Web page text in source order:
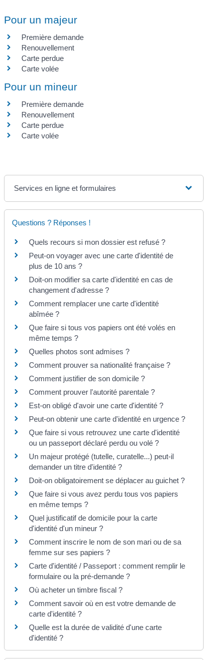
Pour un majeur
Première demande
Renouvellement
Carte perdue
Carte volée
Pour un mineur
Première demande
Renouvellement
Carte perdue
Carte volée
Services en ligne et formulaires
Questions ? Réponses !
Quels recours si mon dossier est refusé ?
Peut-on voyager avec une carte d'identité de
plus de 10 ans ?
Doit-on modifier sa carte d'identité en cas de
changement d'adresse ?
Comment remplacer une carte d'identité
abîmée ?
Que faire si tous vos papiers ont été volés en
même temps ?
Quelles photos sont admises ?
Comment prouver sa nationalité française ?
Comment justifier de son domicile ?
Comment prouver l'autorité parentale ?
Est-on obligé d'avoir une carte d'identité ?
Peut-on obtenir une carte d'identité en urgence ?
Que faire si vous retrouvez une carte d'identité
ou un passeport déclaré perdu ou volé ?
Un majeur protégé (tutelle, curatelle...) peut-il
demander un titre d'identité ?
Doit-on obligatoirement se déplacer au guichet ?
Que faire si vous avez perdu tous vos papiers
en même temps ?
Quel justificatif de domicile pour la carte
d'identité d'un mineur ?
Comment inscrire le nom de son mari ou de sa
femme sur ses papiers ?
Carte d'identité / Passeport : comment remplir le
formulaire ou la pré-demande ?
Où acheter un timbre fiscal ?
Comment savoir où en est votre demande de
carte d'identité ?
Quelle est la durée de validité d'une carte
d'identité ?